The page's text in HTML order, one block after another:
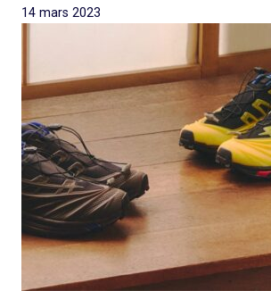
14 mars 2023